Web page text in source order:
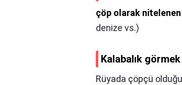
çöp olarak
denize vs.)
Kalabalık
Rüyada çöpçü